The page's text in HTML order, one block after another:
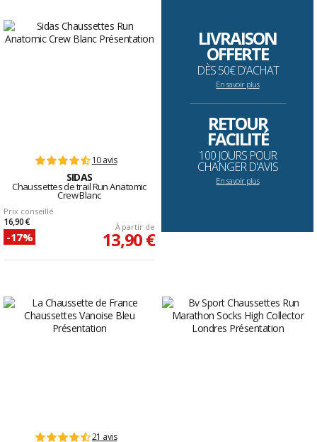
10 avis
SIDAS
Chaussettes de trail Run Anatomic
Crew Blanc
Prix conseillé
16,90 €
-17%
À partir de
13,90 €
LIVRAISON
OFFERTE
DÈS 50€ D'ACHAT
En savoir plus
--------------------------------------------------------------------
RETOUR
FACILITÉ
100 JOURS POUR
CHANGER D'AVIS
En savoir plus
21 avis